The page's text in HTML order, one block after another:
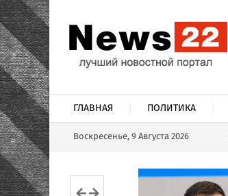
ГЛАВНАЯ ПОЛИТИКА
Воскресенье, 9 Августа 2026